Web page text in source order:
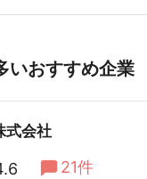
いおすすめ企業
式会社
21件